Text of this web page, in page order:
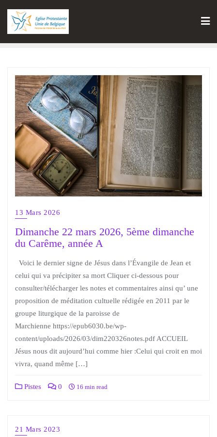
13 Mars 2026
Dimanche 22 mars 2026, 5ème dimanche
du Carême, année A
Voici le dernier signe de Jésus dans l’Évangile de Jean et
celui qui va précipiter sa mort Cliquer ci-dessous pour
consulter/télécharger les notes et commentaires ainsi qu’ une
proposition de méditation cultuelle rédigée en 2011 par le
groupe liturgique de la paroisse de
Marchienne https://epub6030.be/wp-
content/uploads/2026/03/dim220326notes.pdf ACCUEIL
Jésus nous dit aujourd’hui comme hier :Celui qui croit en moi
vivra, quand même […]
Pistes 0 16 min read
21 Mars 2023